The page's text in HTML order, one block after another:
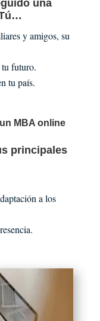
una
y amigos, su
futuro.
tu país.
MBA online
principales
a los